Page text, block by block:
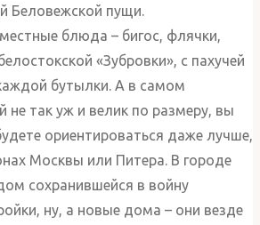
Беловежской пущи.
блюда – бигос, флячки,
«Зубровки», с пахучей
бутылки. А в самом
не так уж и велик по размеру, вы
ориентироваться даже лучше,
Москвы или Питера. В городе
сохранившейся в войну
ну, а новые дома – они везде